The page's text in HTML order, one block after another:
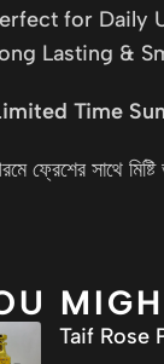
for Daily
Lasting &
Time
ফ্রেশের সাথে
Taif Rose